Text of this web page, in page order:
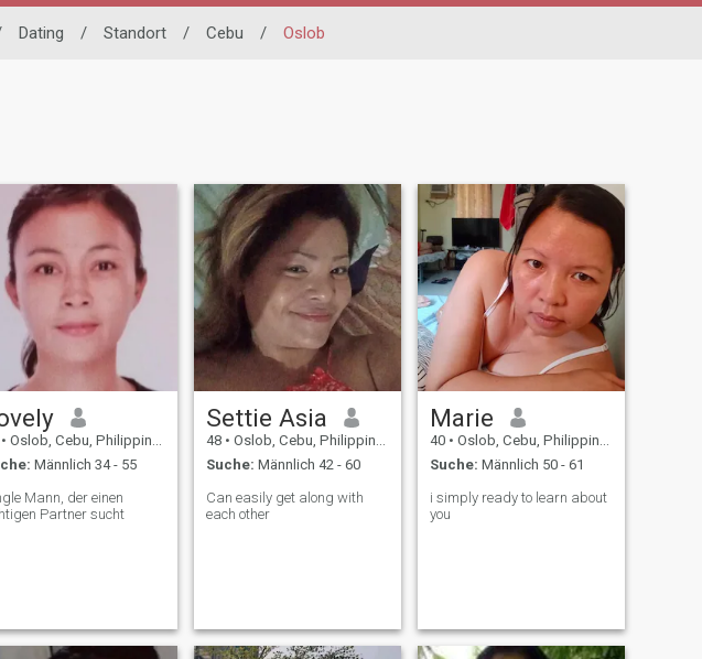
Dating / Standort / Cebu / Oslob
• Oslob, Cebu, Philippinen
Männlich 34 - 55
Mann, der einen
Partner sucht
Settie Asia
48 • Oslob, Cebu, Philippinen
Suche: Männlich 42 - 60
Can easily get along with
each other
Marie
40 • Oslob, Cebu, Philippinen
Suche: Männlich 50 - 61
i simply ready to learn about
you